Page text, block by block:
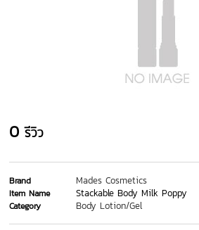
0 รีวิว
Brand Mades Cosmetics
Item Name Stackable Body Milk Poppy
Category Body Lotion/Gel